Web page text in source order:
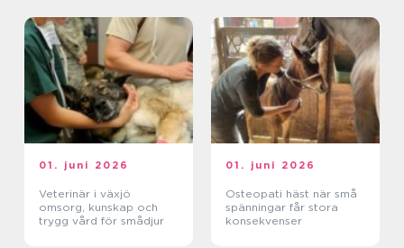
01. juni 2026
Veterinär i växjö
omsorg, kunskap och
trygg vård för smådjur
01. juni 2026
Osteopati häst när små
spänningar får stora
konsekvenser